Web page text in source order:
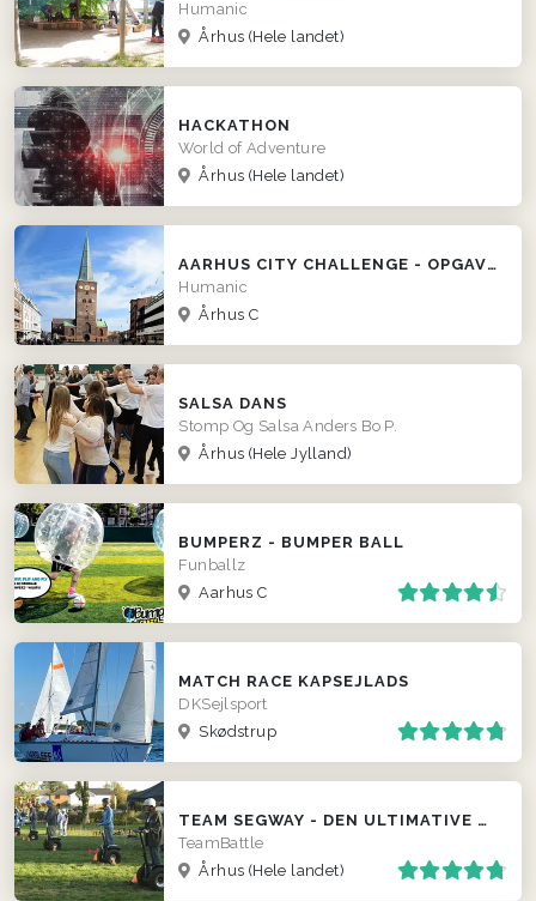
Humanic
Århus (Hele landet)
HACKATHON
World of Adventure
Århus (Hele landet)
AARHUS CITY CHALLENGE - OPGAVER OG UDFORDRINGER
Humanic
Århus C
SALSA DANS
Stomp Og Salsa Anders Bo P.
Århus (Hele Jylland)
BUMPERZ - BUMPER BALL
Funballz
Aarhus C
MATCH RACE KAPSEJLADS
DKSejlsport
Skødstrup
TEAM SEGWAY - DEN ULTIMATIVE TEAM EVENT ...
TeamBattle
Århus (Hele landet)